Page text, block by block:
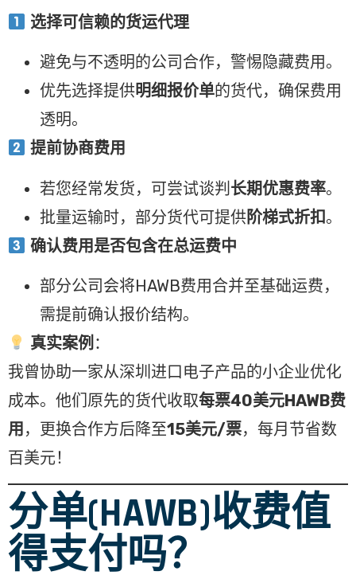
选择可信赖的货运代理
避免与不透明的公司合作，警惕隐藏费用。
优先选择提供明细报价单的货代，确保费用
透明。
提前协商费用
若您经常发货，可尝试谈判 长期优惠费率。
批量运输时，部分货代可提供阶梯式折扣。
确认费用是否包含在总运费中
部分公司会将HAWB费用合并至基础运费，
需提前确认报价结构。
真实案例 ：
我曾协助一家从深圳进口电子产品的小企业优化
成本。他们原先的货代收取每票40美元HAWB费
用 ，更换合作方后降至15美元/票，每月节省数
百美元！
分单(HAWB)收费值
得支付吗？